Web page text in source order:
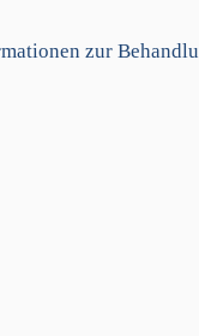
zur